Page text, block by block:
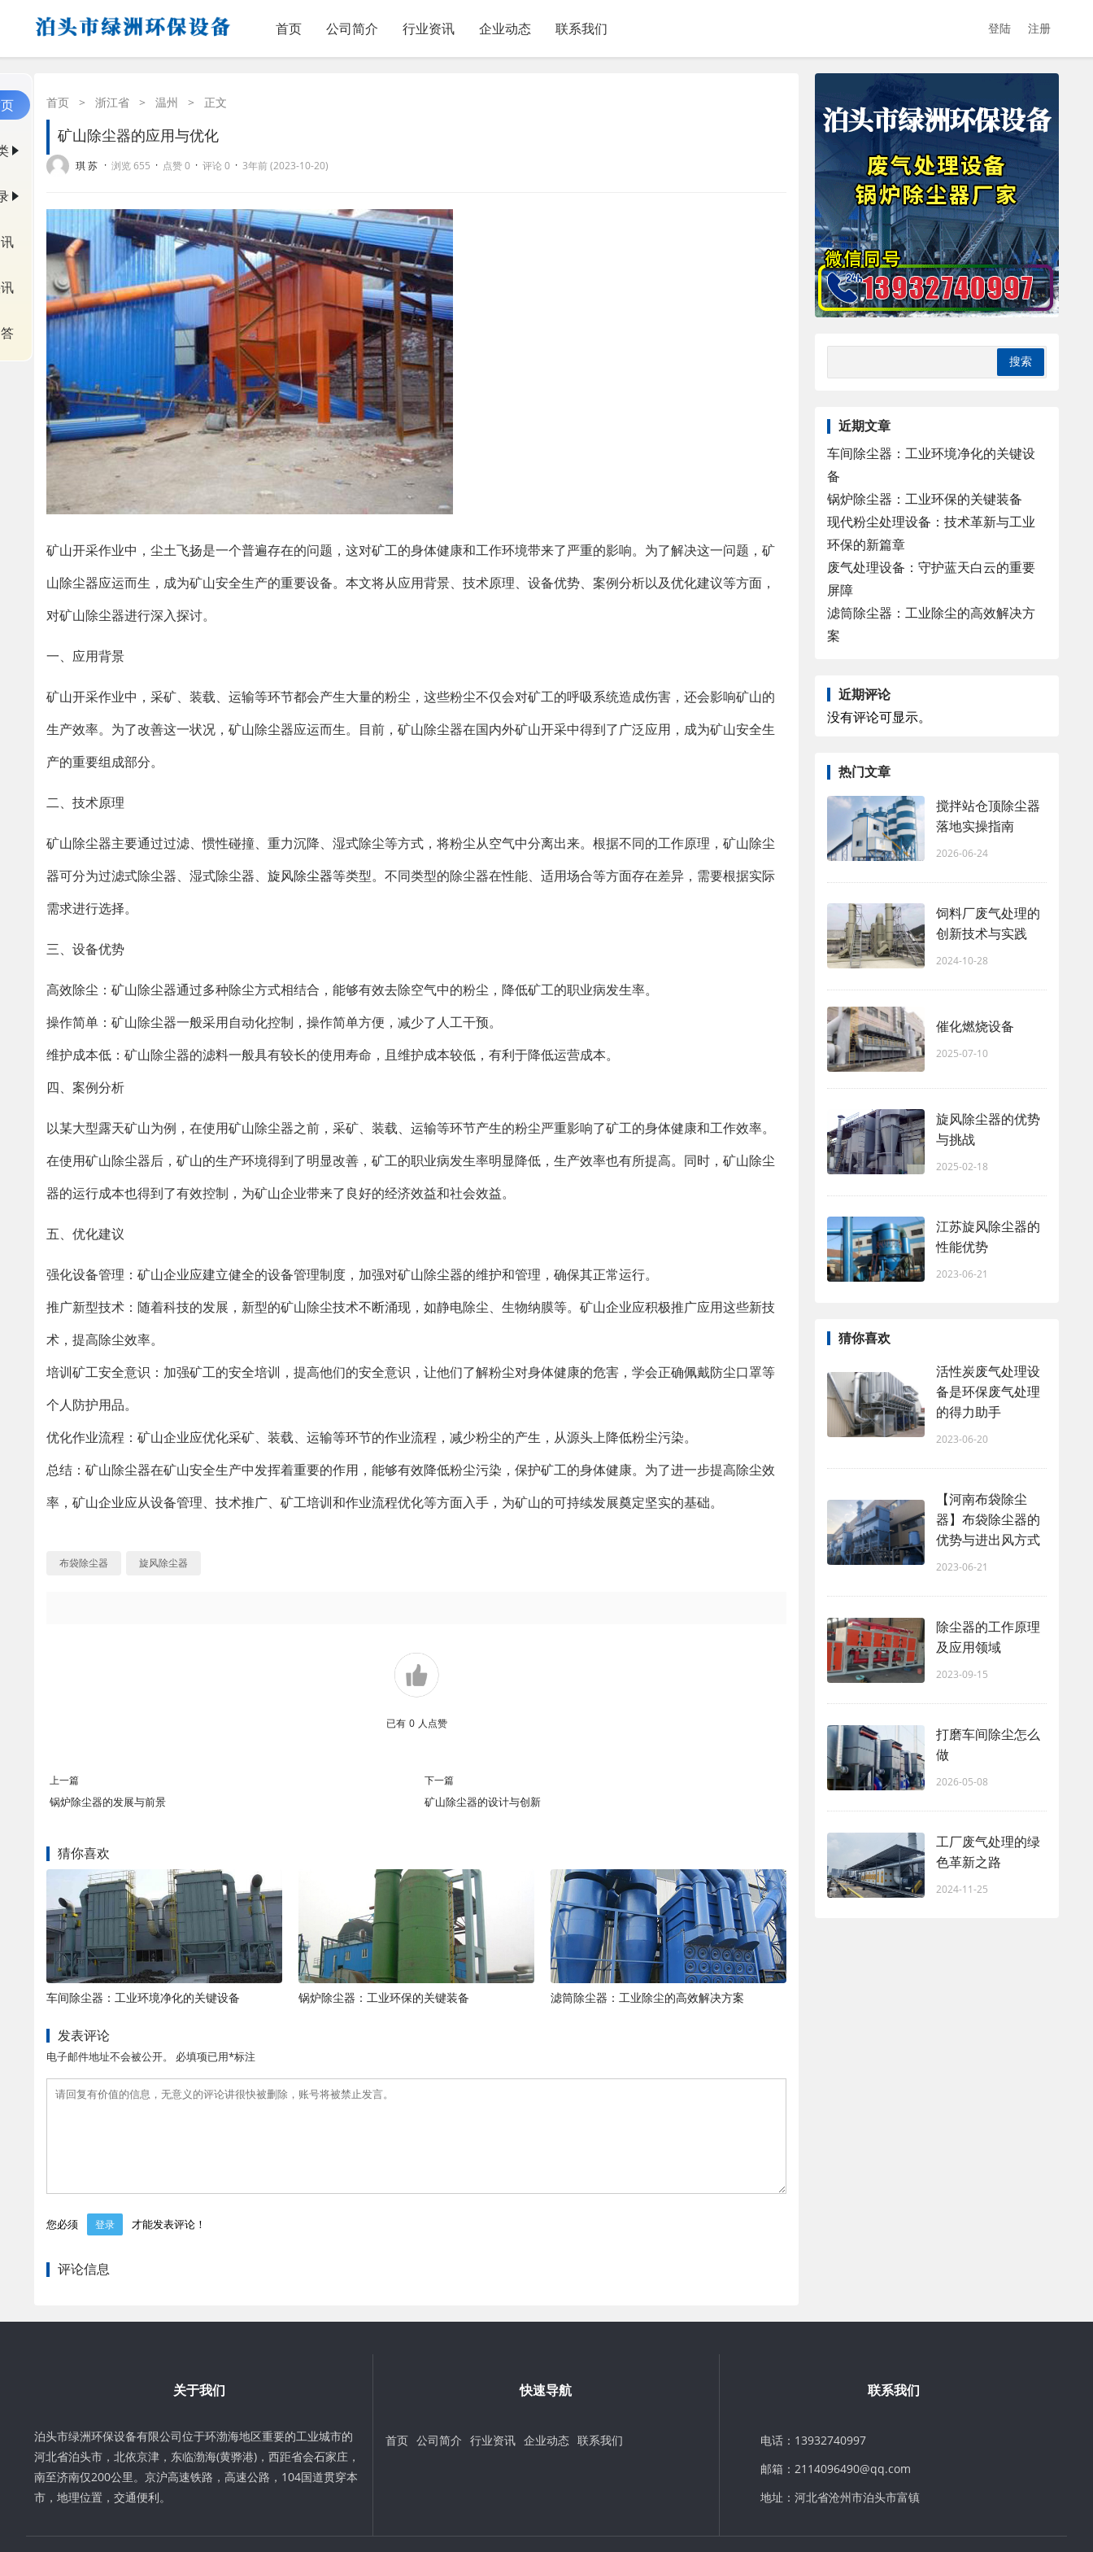
首页 公司简介 行业资讯 企业动态 联系我们 登陆 注册
首页 > 浙江省 > 温州 > 正文
矿山除尘器的应用与优化
琪 苏 · 浏览 655 · 点赞 0 · 评论 0 · 3年前 (2023-10-20)
矿山开采作业中，尘土飞扬是一个普遍存在的问题，这对矿工的身体健康和工作环境带来了严重的影响。为了解决这一问题，矿
山除尘器应运而生，成为矿山安全生产的重要设备。本文将从应用背景、技术原理、设备优势、案例分析以及优化建议等方面，
对矿山除尘器进行深入探讨。
一、应用背景
矿山开采作业中，采矿、装载、运输等环节都会产生大量的粉尘，这些粉尘不仅会对矿工的呼吸系统造成伤害，还会影响矿山的
生产效率。为了改善这一状况，矿山除尘器应运而生。目前，矿山除尘器在国内外矿山开采中得到了广泛应用，成为矿山安全生
产的重要组成部分。
二、技术原理
矿山除尘器主要通过过滤、惯性碰撞、重力沉降、湿式除尘等方式，将粉尘从空气中分离出来。根据不同的工作原理，矿山除尘
器可分为过滤式除尘器、湿式除尘器、 旋风除尘器等类型。不同类型的除尘器在性能、适用场合等方面存在差异，需要根据实际
需求进行选择。
三、设备优势
高效除尘：矿山除尘器通过多种除尘方式相结合，能够有效去除空气中的粉尘，降低矿工的职业病发生率。
操作简单：矿山除尘器一般采用自动化控制，操作简单方便，减少了人工干预。
维护成本低：矿山除尘器的滤料一般具有较长的使用寿命，且维护成本较低，有利于降低运营成本。
四、案例分析
以某大型露天矿山为例，在使用矿山除尘器之前，采矿、装载、运输等环节产生的粉尘严重影响了矿工的身体健康和工作效率。
在使用矿山除尘器后，矿山的生产环境得到了明显改善，矿工的职业病发生率明显降低，生产效率也有所提高。同时，矿山除尘
器的运行成本也得到了有效控制，为矿山企业带来了良好的经济效益和社会效益。
五、优化建议
强化设备管理：矿山企业应建立健全的设备管理制度，加强对矿山除尘器的维护和管理，确保其正常运行。
推广新型技术：随着科技的发展，新型的矿山除尘技术不断涌现，如静电除尘、生物纳膜等。矿山企业应积极推广应用这些新技
术，提高除尘效率。
培训矿工安全意识：加强矿工的安全培训，提高他们的安全意识，让他们了解粉尘对身体健康的危害，学会正确佩戴防尘口罩等
个人防护用品。
优化作业流程：矿山企业应优化采矿、装载、运输等环节的作业流程，减少粉尘的产生，从源头上降低粉尘污染。
总结：矿山除尘器在矿山安全生产中发挥着重要的作用，能够有效降低粉尘污染，保护矿工的身体健康。为了进一步提高除尘效
率，矿山企业应从设备管理、技术推广、矿工培训和作业流程优化等方面入手，为矿山的可持续发展奠定坚实的基础。
布袋除尘器 旋风除尘器
已有 0 人点赞
上一篇
锅炉除尘器的发展与前景
下一篇
矿山除尘器的设计与创新
猜你喜欢
车间除尘器：工业环境净化的关键设备 锅炉除尘器：工业环保的关键装备 滤筒除尘器：工业除尘的高效解决方案
发表评论
电子邮件地址不会被公开。 必填项已用*标注
您必须 登录 才能发表评论！
评论信息
近期文章
车间除尘器：工业环境净化的关键设
备
锅炉除尘器：工业环保的关键装备
现代粉尘处理设备：技术革新与工业
环保的新篇章
废气处理设备：守护蓝天白云的重要
屏障
滤筒除尘器：工业除尘的高效解决方
案
近期评论
没有评论可显示。
热门文章
搅拌站仓顶除尘器
落地实操指南
2026-06-24
饲料厂废气处理的
创新技术与实践
2024-10-28
催化燃烧设备
2025-07-10
旋风除尘器的优势
与挑战
2025-02-18
江苏旋风除尘器的
性能优势
2023-06-21
猜你喜欢
活性炭废气处理设
备是环保废气处理
的得力助手
2023-06-20
【河南布袋除尘
器】布袋除尘器的
优势与进出风方式
2023-06-21
除尘器的工作原理
及应用领域
2023-09-15
打磨车间除尘怎么
做
2026-05-08
工厂废气处理的绿
色革新之路
2024-11-25
关于我们
泊头市绿洲环保设备有限公司位于环渤海地区重要的工业城市的
河北省泊头市，北依京津，东临渤海(黄骅港)，西距省会石家庄，
南至济南仅200公里。京沪高速铁路，高速公路，104国道贯穿本
市，地理位置，交通便利。
快速导航
首页 公司简介 行业资讯 企业动态 联系我们
联系我们
电话：13932740997
邮箱：2114096490@qq.com
地址：河北省沧州市泊头市富镇